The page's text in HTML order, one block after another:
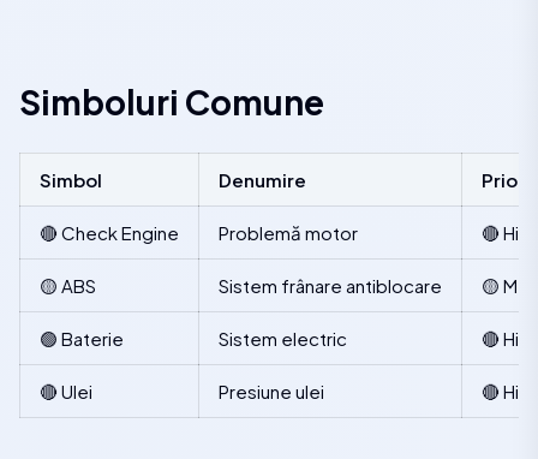
Simboluri Comune
Simbol Denumire
🔴 Check Engine Problemă motor 🔴
🟡 ABS Sistem frânare antiblocare 🟡
🟢 Baterie Sistem electric 🔴
🔴 Ulei Presiune ulei 🔴